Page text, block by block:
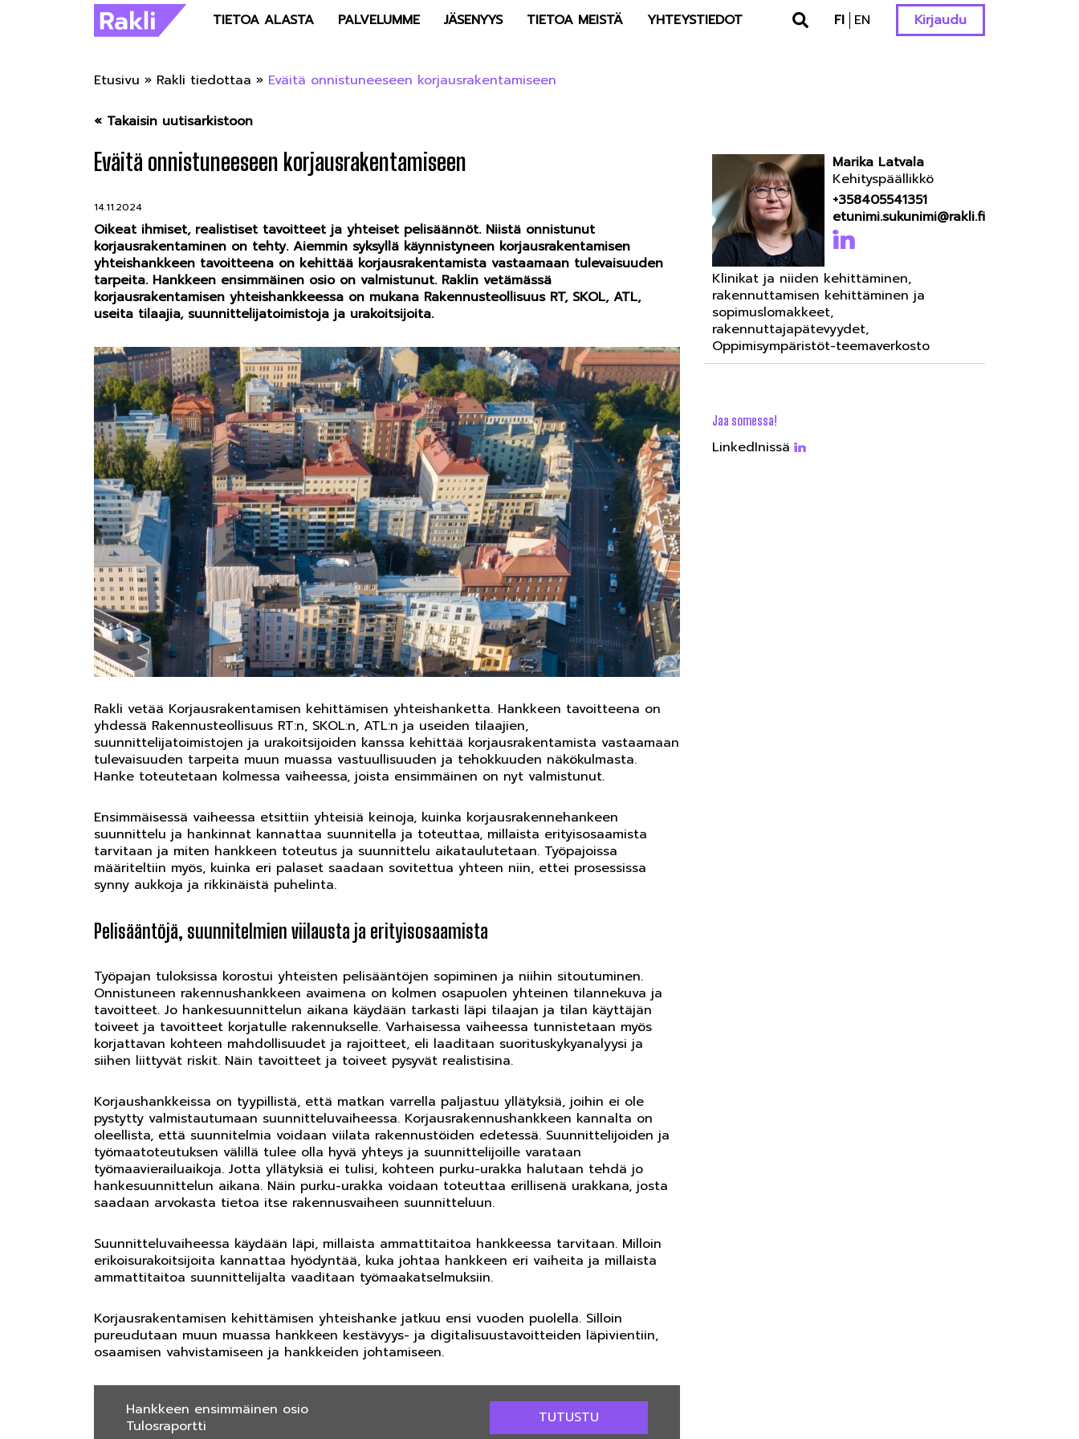
TIETOA ALASTA PALVELUMME JÄSENYYS TIETOA MEISTÄ YHTEYSTIEDOT FI EN Kirjaudu
Etusivu » Rakli tiedottaa » Eväitä onnistuneeseen korjausrakentamiseen
« Takaisin uutisarkistoon
Eväitä onnistuneeseen korjausrakentamiseen
14.11.2024
Oikeat ihmiset, realistiset tavoitteet ja yhteiset pelisäännöt. Niistä onnistunut
korjausrakentaminen on tehty. Aiemmin syksyllä käynnistyneen korjausrakentamisen
yhteishankkeen tavoitteena on kehittää korjausrakentamista vastaamaan tulevaisuuden
tarpeita. Hankkeen ensimmäinen osio on valmistunut. Raklin vetämässä
korjausrakentamisen yhteishankkeessa on mukana Rakennusteollisuus RT, SKOL, ATL,
useita tilaajia, suunnittelijatoimistoja ja urakoitsijoita.
Rakli vetää Korjausrakentamisen kehittämisen yhteishanketta. Hankkeen tavoitteena on
yhdessä Rakennusteollisuus RT:n, SKOL:n, ATL:n ja useiden tilaajien,
suunnittelijatoimistojen ja urakoitsijoiden kanssa kehittää korjausrakentamista vastaamaan
tulevaisuuden tarpeita muun muassa vastuullisuuden ja tehokkuuden näkökulmasta.
Hanke toteutetaan kolmessa vaiheessa, joista ensimmäinen on nyt valmistunut.
Ensimmäisessä vaiheessa etsittiin yhteisiä keinoja, kuinka korjausrakennehankeen
suunnittelu ja hankinnat kannattaa suunnitella ja toteuttaa, millaista erityisosaamista
tarvitaan ja miten hankkeen toteutus ja suunnittelu aikataulutetaan. Työpajoissa
määriteltiin myös, kuinka eri palaset saadaan sovitettua yhteen niin, ettei prosessissa
synny aukkoja ja rikkinäistä puhelinta.
Pelisääntöjä, suunnitelmien viilausta ja erityisosaamista
Työpajan tuloksissa korostui yhteisten pelisääntöjen sopiminen ja niihin sitoutuminen.
Onnistuneen rakennushankkeen avaimena on kolmen osapuolen yhteinen tilannekuva ja
tavoitteet. Jo hankesuunnittelun aikana käydään tarkasti läpi tilaajan ja tilan käyttäjän
toiveet ja tavoitteet korjatulle rakennukselle. Varhaisessa vaiheessa tunnistetaan myös
korjattavan kohteen mahdollisuudet ja rajoitteet, eli laaditaan suorituskykyanalyysi ja
siihen liittyvät riskit. Näin tavoitteet ja toiveet pysyvät realistisina.
Korjaushankkeissa on tyypillistä, että matkan varrella paljastuu yllätyksiä, joihin ei ole
pystytty valmistautumaan suunnitteluvaiheessa. Korjausrakennushankkeen kannalta on
oleellista, että suunnitelmia voidaan viilata rakennustöiden edetessä. Suunnittelijoiden ja
työmaatoteutuksen välillä tulee olla hyvä yhteys ja suunnittelijoille varataan
työmaavierailuaikoja. Jotta yllätyksiä ei tulisi, kohteen purku-urakka halutaan tehdä jo
hankesuunnittelun aikana. Näin purku-urakka voidaan toteuttaa erillisenä urakkana, josta
saadaan arvokasta tietoa itse rakennusvaiheen suunnitteluun.
Suunnitteluvaiheessa käydään läpi, millaista ammattitaitoa hankkeessa tarvitaan. Milloin
erikoisurakoitsijoita kannattaa hyödyntää, kuka johtaa hankkeen eri vaiheita ja millaista
ammattitaitoa suunnittelijalta vaaditaan työmaakatselmuksiin.
Korjausrakentamisen kehittämisen yhteishanke jatkuu ensi vuoden puolella. Silloin
pureudutaan muun muassa hankkeen kestävyys- ja digitalisuustavoitteiden läpivientiin,
osaamisen vahvistamiseen ja hankkeiden johtamiseen.
Hankkeen ensimmäinen osio
Tulosraportti
TUTUSTU
Marika Latvala
Kehityspäällikkö
+358405541351
etunimi.sukunimi@rakli.fi
Klinikat ja niiden kehittäminen,
rakennuttamisen kehittäminen ja
sopimuslomakkeet,
rakennuttajapätevyydet,
Oppimisympäristöt-teemaverkosto
Jaa somessa!
LinkedInissä